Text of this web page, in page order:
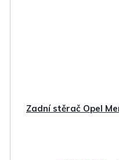
Zadní stěrač Opel